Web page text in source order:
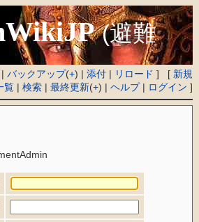
(避難
|バックアップ(+) |添付 | リロード ] [ 新規
覧 |検索 |最終更新(+) |ヘルプ| ログイン ]